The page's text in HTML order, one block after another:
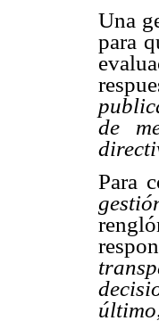
Una
para
de
Para